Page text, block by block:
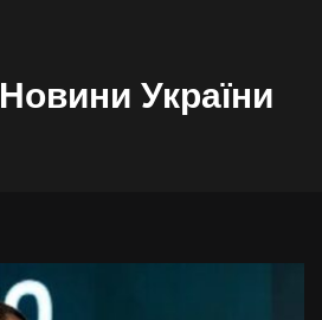
Новини України